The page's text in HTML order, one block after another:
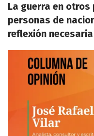
La guerra en
personas de
reflexión necesaria